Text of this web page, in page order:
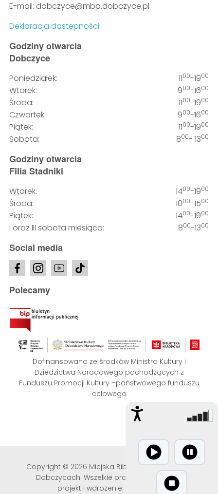
E-mail: dobczyce@mbp.dobczyce.pl
Deklaracja dostępności
Godziny otwarcia
Dobczyce
Poniedziałek: 1100-1900
Wtorek: 900-1600
Środa: 1100-1900
Czwartek: 900-1600
Piątek: 1100-1900
Sobota: 800- 1300
Godziny otwarcia
Filia Stadniki
Wtorek: 1400-1900
Środa: 1000-1500
Piątek: 1400-1900
I oraz III sobota miesiąca: 800-1300
Social media
Polecamy
Dofinansowano ze środków Ministra Kultury i
Dziedzictwa Narodowego pochodzących z
Funduszu Promocji Kultury –państwowego funduszu
celowego
Copyright © 2026 Miejska Biblioteka Publiczna w
Dobczycach. Wszelkie prawa zastrzeżone.
projekt i wdrożenie: